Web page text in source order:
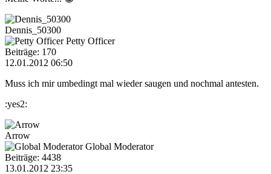
Dennis_50300
Petty Officer
Beiträge: 170
12.01.2012 06:50
Muss ich mir umbedingt mal wieder saugen und nochmal antesten.
:yes2:
Arrow
Global Moderator
Beiträge: 4438
13.01.2012 23:35